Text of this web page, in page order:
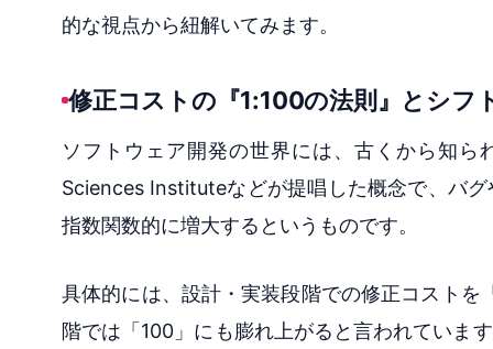
的な視点から紐解いてみます。
修正コストの『1:100の法則』とシフ
ソフトウェア開発の世界には、古くから知ら
Sciences Instituteなどが提唱した概念で、バ
指数関数的に増大するというものです。
具体的には、設計・実装段階での修正コスト
階では「100」にも膨れ上がると言われていま